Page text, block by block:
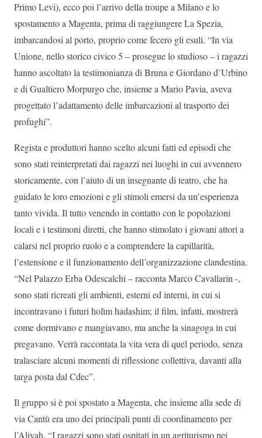
Primo Levi), ecco poi l’arrivo della troupe a Milano e lo
spostamento a Magenta, prima di raggiungere La Spezia,
imbarcandosi al porto, proprio come fecero gli esuli. “In via
Unione, nello storico civico 5 – prosegue lo studioso – i ragazzi
hanno ascoltato la testimonianza di Bruna e Giordano d’Urbino
e di Gualtiero Morpurgo che, insieme a Mario Pavia, aveva
progettato l’adattamento delle imbarcazioni al trasporto dei
profughi”.
Regista e produttori hanno scelto alcuni fatti ed episodi che
sono stati reinterpretati dai ragazzi nei luoghi in cui avvennero
storicamente, con l’aiuto di un insegnante di teatro, che ha
guidato le loro emozioni e gli stimoli emersi da un’esperienza
tanto vivida. Il tutto venendo in contatto con le popolazioni
locali e i testimoni diretti, che hanno stimolato i giovani attori a
calarsi nel proprio ruolo e a comprendere la capillarità,
l’estensione e il funzionamento dell’organizzazione clandestina.
“Nel Palazzo Erba Odescalchi – racconta Marco Cavallarin -,
sono stati ricreati gli ambienti, esterni ed interni, in cui si
incontravano i futuri holìm hadashim; il film, infatti, mostrerà
come dormivano e mangiavano, ma anche la sinagoga in cui
pregavano. Verrà raccontata la vita vera di quel periodo, senza
tralasciare alcuni momenti di riflessione collettiva, davanti alla
targa posta dal Cdec”.
Il gruppo si è poi spostato a Magenta, che insieme alla sede di
via Cantù era uno dei principali punti di coordinamento per
l’Aliyah. “I ragazzi sono stati ospitati in un agriturismo nei